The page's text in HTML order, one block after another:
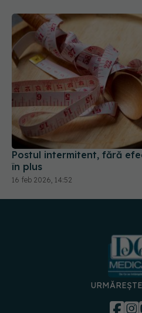
Postul intermitent, fără
în plus
16 feb 2026, 14:52